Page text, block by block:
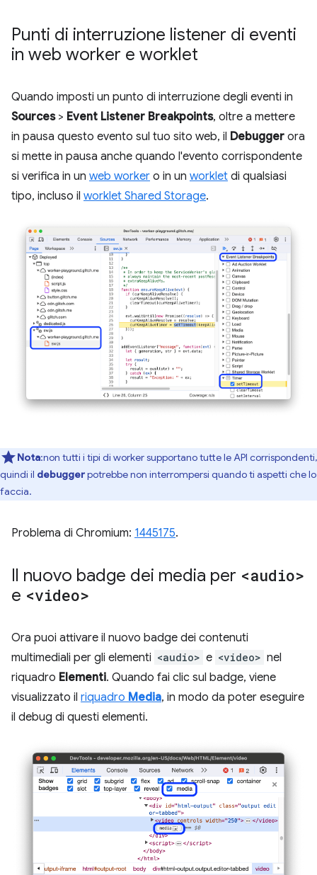
Punti di interruzione listener di eventi
in web worker e worklet
Quando imposti un punto di interruzione degli eventi in
Sources> Event Listener Breakpoints, oltre a mettere
in pausa questo evento sul tuo sito web, il Debugger ora
si mette in pausa anche quando l'evento corrispondente
si verifica in un web worker o in un worklet di qualsiasi
tipo, incluso il worklet Shared Storage.
Nota:non tutti i tipi di worker supportano tutte le API corrispondenti,
quindi il debuggerpotrebbe non interrompersi quando ti aspetti che lo
faccia.
Problema di Chromium: 1445175.
Il nuovo badge dei media per <audio>
e <video>
Ora puoi attivare il nuovo badge dei contenuti
multimediali per gli elementi <audio> e <video> nel
riquadro Elementi. Quando fai clic sul badge, viene
visualizzato il riquadro Media, in modo da poter eseguire
il debug di questi elementi.